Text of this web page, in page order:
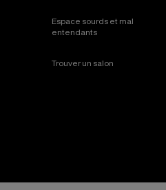
Espace sourds et mal
entendants
Trouver un salon